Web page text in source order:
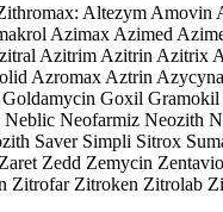
Altezym
Azimax Azimed
Azitrim Azitrin Azitrix
Azromax Aztrin
Goxil
Neofarmiz Neozith
Saver Simpli Sitrox
Zedd Zemycin
Zitrofar Zitroken Zitrolab